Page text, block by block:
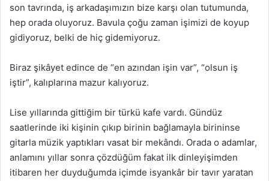
son tavrında, iş arkadaşımızın bize karşı olan tutumunda,
hep orada oluyoruz. Bavula çoğu zaman işimizi de koyup
gidiyoruz, belki de hiç gidemiyoruz.
Biraz şikâyet edince de “en azından işin var”, “olsun iş
iştir”, kalıplarına mazur kalıyoruz.
Lise yıllarında gittiğim bir türkü kafe vardı. Gündüz
saatlerinde iki kişinin çıkıp birinin bağlamayla birininse
gitarla müzik yaptıkları vasat bir mekândı. Orada o adamlar,
anlamını yıllar sonra çözdüğüm fakat ilk dinleyişimden
itibaren her duyduğumda içimde isyankâr bir tavır yaratan